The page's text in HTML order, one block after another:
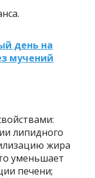
день на
мучений
липидного
жира
уменьшает
печени;